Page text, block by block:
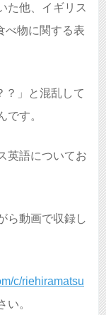
た他、イギリス
べ物に関する表
？」と混乱して
です。
英語についてお
ら動画で収録し
c/riehiramatsu
い。